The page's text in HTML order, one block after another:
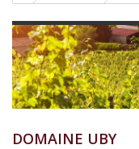
DOMAINE UBY